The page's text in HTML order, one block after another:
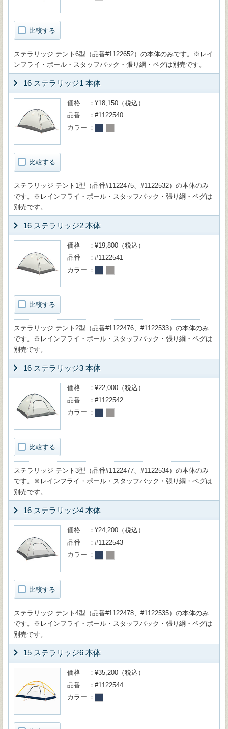
比較する
ステラリッジ テント6型（品番#1122652）の本体のみです。※レイ
ンフライ・ポール・スタッフバック・張り綱・ペグは別売です。
16 ステラリッジ1 本体
比較する
価格
¥18,150（税込）
品番
#1122540
カラー
ステラリッジ テント1型（品番#1122475、#1122532）の本体のみ
です。※レインフライ・ポール・スタッフバック・張り綱・ペグは
別売です。
16 ステラリッジ2 本体
比較する
価格
¥19,800（税込）
品番
#1122541
カラー
ステラリッジ テント2型（品番#1122476、#1122533）の本体のみ
です。※レインフライ・ポール・スタッフバック・張り綱・ペグは
別売です。
16 ステラリッジ3 本体
比較する
価格
¥22,000（税込）
品番
#1122542
カラー
ステラリッジ テント3型（品番#1122477、#1122534）の本体のみ
です。※レインフライ・ポール・スタッフバック・張り綱・ペグは
別売です。
16 ステラリッジ4 本体
比較する
価格
¥24,200（税込）
品番
#1122543
カラー
ステラリッジ テント4型（品番#1122478、#1122535）の本体のみ
です。※レインフライ・ポール・スタッフバック・張り綱・ペグは
別売です。
15 ステラリッジ6 本体
価格
¥35,200（税込）
品番
#1122544
カラー